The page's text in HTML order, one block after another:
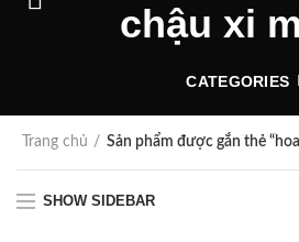
chậu xi
CATEGORIES
Trang chủ Sản phẩm được gắn thẻ
SHOW SIDEBAR